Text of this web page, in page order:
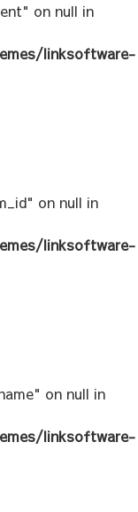
on null in
linksoftware-
on null in
linksoftware-
on null in
linksoftware-